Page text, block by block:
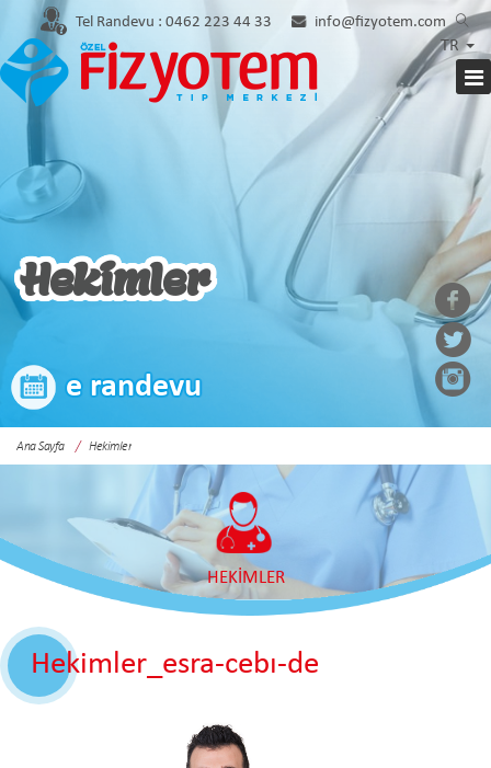
Tel Randevu : 0462 223 44 33 info@fizyotem.com
TR
Hekimler
e randevu
Ana Sayfa Hekimler
HEKİMLER
Hekimler_esra-cebı-de